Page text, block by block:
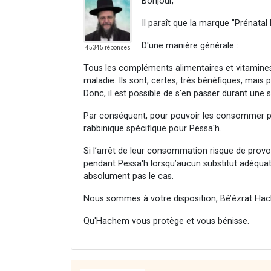
45345 réponses
Il paraît que la marque
D'une manière générale :
Tous les compléments alimentaires et
maladie. Ils sont, certes, très bénéfiques, mais
Donc, il est possible de s'en passer durant une
Par conséquent, pour pouvoir les consommer
rabbinique spécifique pour Pessa'h.
Si l’arrêt de leur consommation risque de
pendant Pessa'h lorsqu’aucun substitut
absolument pas le cas.
Nous sommes à votre disposition, Bé’ézrat
Qu'Hachem vous protège et vous bénisse.